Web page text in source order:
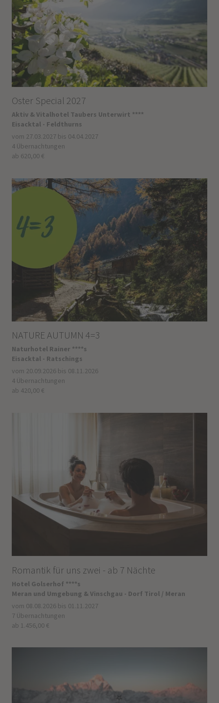
Oster Special 2027
Aktiv & Vitalhotel Taubers Unterwirt ****
Eisacktal - Feldthurns
vom 27.03.2027 bis 04.04.2027
4 Übernachtungen
ab 620,00 €
NATURE AUTUMN 4=3
Naturhotel Rainer ****s
Eisacktal - Ratschings
vom 20.09.2026 bis 08.11.2026
4 Übernachtungen
ab 420,00 €
Romantik für uns zwei - ab 7 Nächte
Hotel Golserhof ****s
Meran und Umgebung & Vinschgau - Dorf Tirol / Meran
vom 08.08.2026 bis 01.11.2027
7 Übernachtungen
ab 1.456,00 €